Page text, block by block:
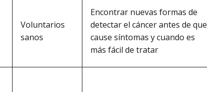
Voluntarios
sanos
Encontrar nuevas formas de
detectar el cáncer antes de que
cause síntomas y cuando es
más fácil de tratar